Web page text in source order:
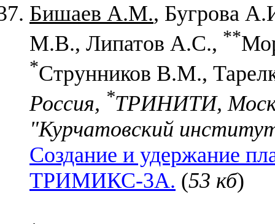
Бишаев А.М., Бугрова
М.В., Липатов А.С., **
*Струнников В.М.,
Россия, *ТРИНИТИ,
"Курчатовский
Создание и удержание
ТРИМИКС-3А. (53 кб)